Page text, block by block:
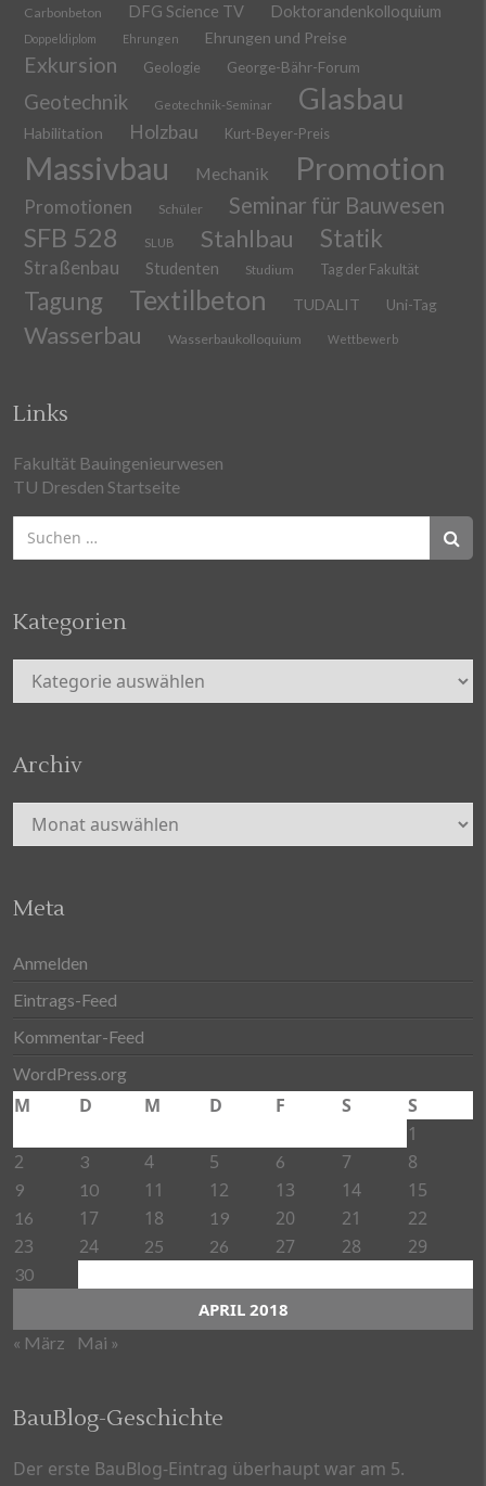
Carbonbeton DFG Science TV Doktorandenkolloquium
Doppeldiplom Ehrungen Ehrungen und Preise
Exkursion Geologie George-Bähr-Forum
Geotechnik Geotechnik-Seminar Glasbau
Habilitation Holzbau Kurt-Beyer-Preis
Massivbau Mechanik Promotion
Promotionen Schüler Seminar für Bauwesen
SFB 528 SLUB Stahlbau Statik
Straßenbau Studenten Studium Tag der Fakultät
Tagung Textilbeton TUDALIT Uni-Tag
Wasserbau Wasserbaukolloquium Wettbewerb
Links
Fakultät Bauingenieurwesen
TU Dresden Startseite
Suchen
nach:
Kategorien
Kategorien
Archiv
Archiv
Meta
Anmelden
Eintrags-Feed
Kommentar-Feed
WordPress.org
APRIL 2018
M D M D F S
S
1
2
3 4 5 6 7 8
9 10 11 12 13 14 15
16 17 18 19 20 21
22
23
24 25 26 27 28 29
30
« März Mai »
BauBlog-Geschichte
Der erste BauBlog-Eintrag überhaupt war am 5.